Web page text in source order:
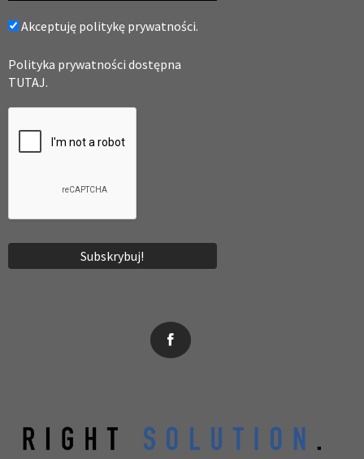
Akceptuję politykę prywatności.
Polityka prywatności dostępna
TUTAJ.